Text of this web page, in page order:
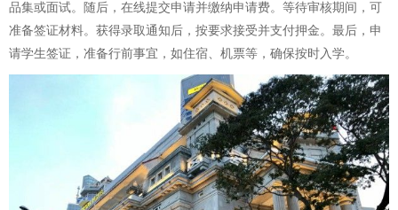
品集或面试。随后，在线提交申请并缴纳申请费。等待审核期间，可
准备签证材料。获得录取通知后，按要求接受并支付押金。最后，申
请学生签证，准备行前事宜，如住宿、机票等，确保按时入学。